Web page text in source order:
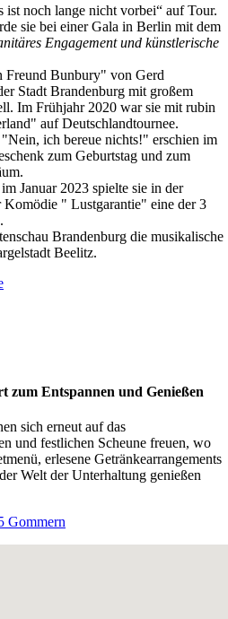
ist noch lange nicht vorbei“ auf Tour.
sie bei einer Gala in Berlin mit dem
Engagement und künstlerische
Freund Bunbury" von Gerd
Stadt Brandenburg mit großem
Im Frühjahr 2020 war sie mit rubin
auf Deutschlandtournee.
ich bereue nichts!" erschien im
zum Geburtstag und zum
Januar 2023 spielte sie in der
Komödie " Lustgarantie" eine der 3
Brandenburg die musikalische
Beelitz.
zum Entspannen und Genießen
sich erneut auf das
und festlichen Scheune freuen, wo
erlesene Getränkearrangements
Welt der Unterhaltung genießen
Gommern